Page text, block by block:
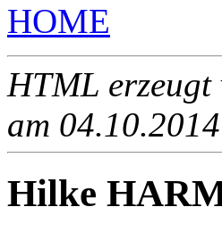
HOME
HTML erzeugt
am
Hilke